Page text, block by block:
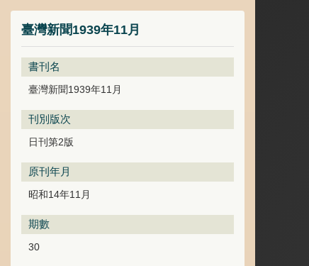
臺灣新聞1939年11月
書刊名
臺灣新聞1939年11月
刊別版次
日刊第2版
原刊年月
昭和14年11月
期數
30